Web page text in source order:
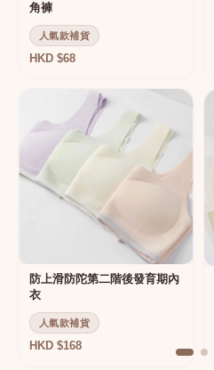
角褲
人氣款補貨
HKD $68
防上滑防陀第二階後發育期內
衣
人氣款補貨
HKD $168